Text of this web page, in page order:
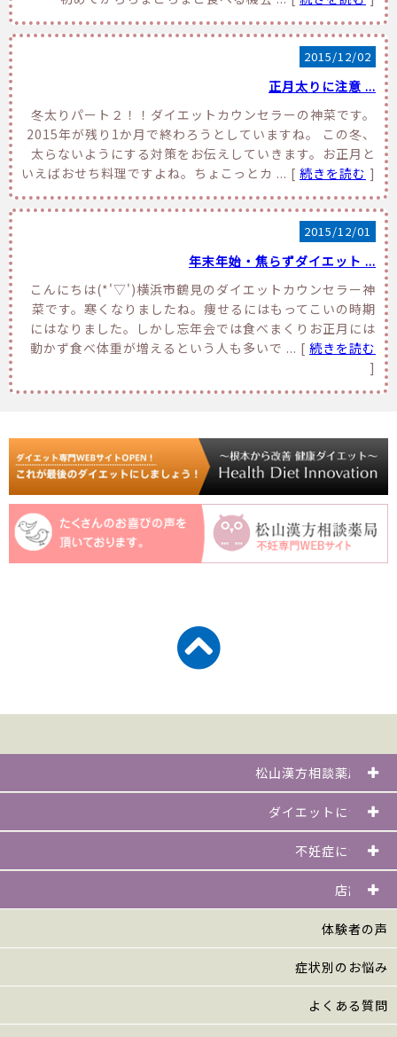
2015/12/02
正月太りに注意 ...
冬太りパート２！！ダイエットカウンセラーの神菜です。
2015年が残り1か月で終わろうとしていますね。 この冬、
太らないようにする対策をお伝えしていきます。お正月と
いえばおせち料理ですよね。ちょこっとカ ... [ 続きを読む ]
2015/12/01
年末年始・焦らずダイエット ...
こんにちは(*'▽')横浜市鶴見のダイエットカウンセラー神
菜です。寒くなりましたね。痩せるにはもってこいの時期
にはなりました。しかし忘年会では食べまくりお正月には
動かず食べ体重が増えるという人も多いで ... [ 続きを読む
]
松山漢方相談薬局とは
ダイエットについて
不妊症について
店舗一覧
体験者の声
症状別のお悩み
よくある質問